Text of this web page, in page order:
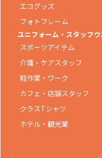
エコグッズ
フォトフレーム
ユニフォーム・スタッフ
スポーツアイテム
介護・ケアスタッフ
軽作業・ワーク
カフェ・店舗スタッフ
クラスTシャツ
ホテル・観光業